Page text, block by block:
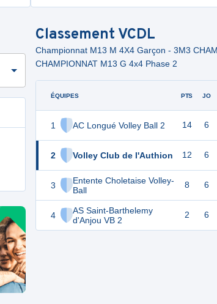
Classement VCDL
Championnat M13 M 4X4 Garçon - 3M3
CHAMPIONNAT M13 G 4x4 Phase 2
ÉQUIPES
1 AC Longué Volley Ball 2
2 Volley Club de l'Authion
3
Entente Choletaise Volley-
Ball
4
AS Saint-Barthelemy
d'Anjou VB 2
PTS JO
14 6
12 6
8 6
2 6